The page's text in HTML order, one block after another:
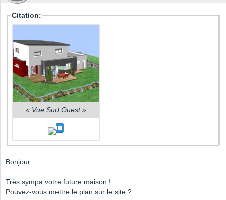
Citation:
« Vue Sud Ouest»
Bonjour
Très sympa votre future maison !
Pouvez-vous mettre le plan sur le site ?